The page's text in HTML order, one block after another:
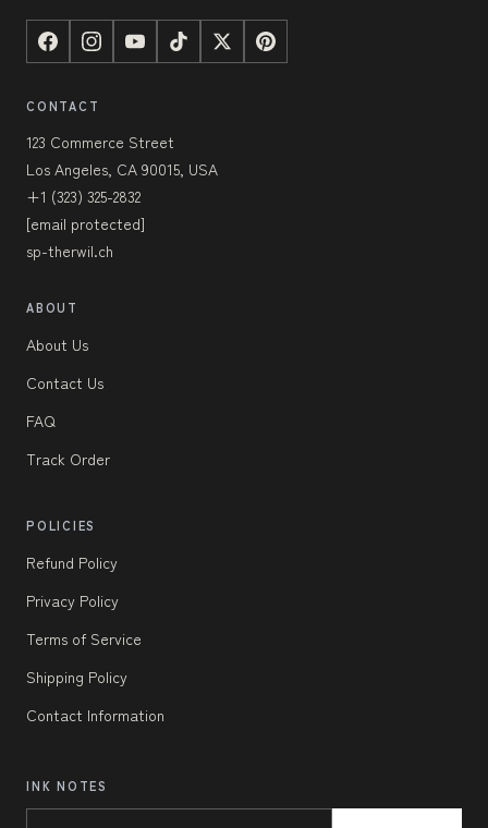
CONTACT
123 Commerce Street
Los Angeles, CA 90015, USA
+1 (323) 325-2832
[email protected]
sp-therwil.ch
ABOUT
About Us
Contact Us
FAQ
Track Order
POLICIES
Refund Policy
Privacy Policy
Terms of Service
Shipping Policy
Contact Information
INK NOTES